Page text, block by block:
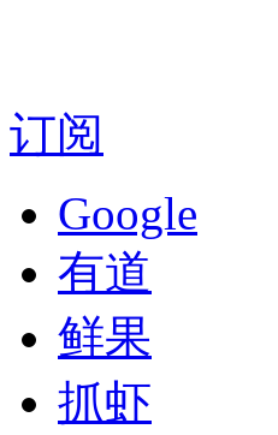
订阅
Google
有道
鲜果
抓虾